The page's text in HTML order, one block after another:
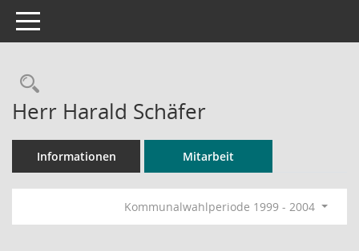
Toggle navigation
Rechercheauswahl
Herr Harald Schäfer
Informationen Mitarbeit
Kommunalwahlperiode 1999 - 2004